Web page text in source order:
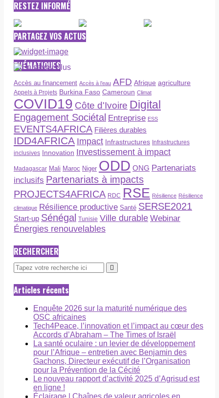
RESTEZ INFORMÉ
PARTAGEZ VOS ACTUS
THÉMATIQUES
Accès au financement Accès à l’eau AFD Afrique agriculture
Appels à Projets Burkina Faso Cameroun Climat
COVID19 Côte d'Ivoire Digital
Engagement Sociétal Entreprise ESS
EVENTS4AFRICA Filières durables
IDD4AFRICA Impact Infrastructures Infrastructures
inclusives Innovation Investissement à impact
Madagascar Mali Maroc Niger ODD ONG Partenariats
inclusifs Partenariats à impacts
PROJECTS4AFRICA RDC RSE Résilience Résilience
climatique Résilience productive Santé SERSE2021
Start-up Sénégal Tunisie Ville durable Webinar
Énergies renouvelables
RECHERCHER
Articles récents
Enquête 2026 sur la maturité numérique des
OSC africaines
Tech4Peace, l’innovation et l’impact au cœur des
Accords d’Abraham – The Times of Israël
La santé oculaire : un levier de développement
pour l’Afrique – entretien avec Benjamin des
Gachons, Directeur exécutif de l’Organisation
pour la Prévention de la Cécité
Le nouveau rapport d’activité 2025 d’Agrisud est
en ligne !
Éclairage | Chaînes de valeur agricoles en